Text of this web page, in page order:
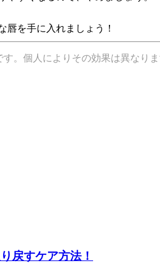
唇を手に入れましょう！
。個人によりその効果は異なり
戻すケア方法！